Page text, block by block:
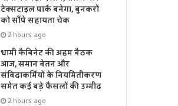
टेक्सटाइल पार्क बनेगा, बुनकरों
को सौंपे सहायता चेक
2 hours ago
धामी कैबिनेट की अहम बैठक
आज, समान वेतन और
संविदाकर्मियों के नियमितीकरण
समेत कई बड़े फैसलों की उम्मीद
2 hours ago